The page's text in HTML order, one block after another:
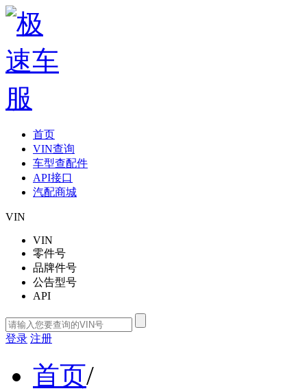
首页
VIN查询
车型查配件
API接口
汽配商城
VIN
VIN
零件号
品牌件号
公告型号
API
登录 注册
首页/